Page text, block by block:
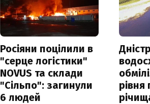
Росіяни поцілили в
"серце логістики"
NOVUS та склади
"Сільпо": загинули
6 людей